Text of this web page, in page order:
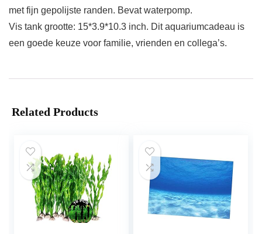
met fijn gepolijste randen. Bevat waterpomp.
Vis tank grootte: 15*3.9*10.3 inch. Dit aquariumcadeau is
een goede keuze voor familie, vrienden en collega’s.
Related Products